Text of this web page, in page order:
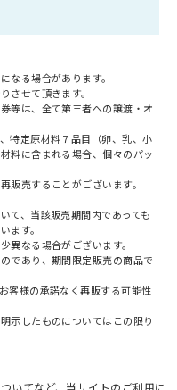
なる場合があります。
させて頂きます。
等は、全て第三者への譲渡・オ
特定原材料７品目（卵、乳、小
料に含まれる場合、個々のパッ
販売することがございます。
て、当該販売期間内であっても
ます。
異なる場合がございます。
であり、期間限定販売の商品で
客様の承諾なく再販する可能性
示したものについてはこの限り
いてなど、当サイトのご利用に